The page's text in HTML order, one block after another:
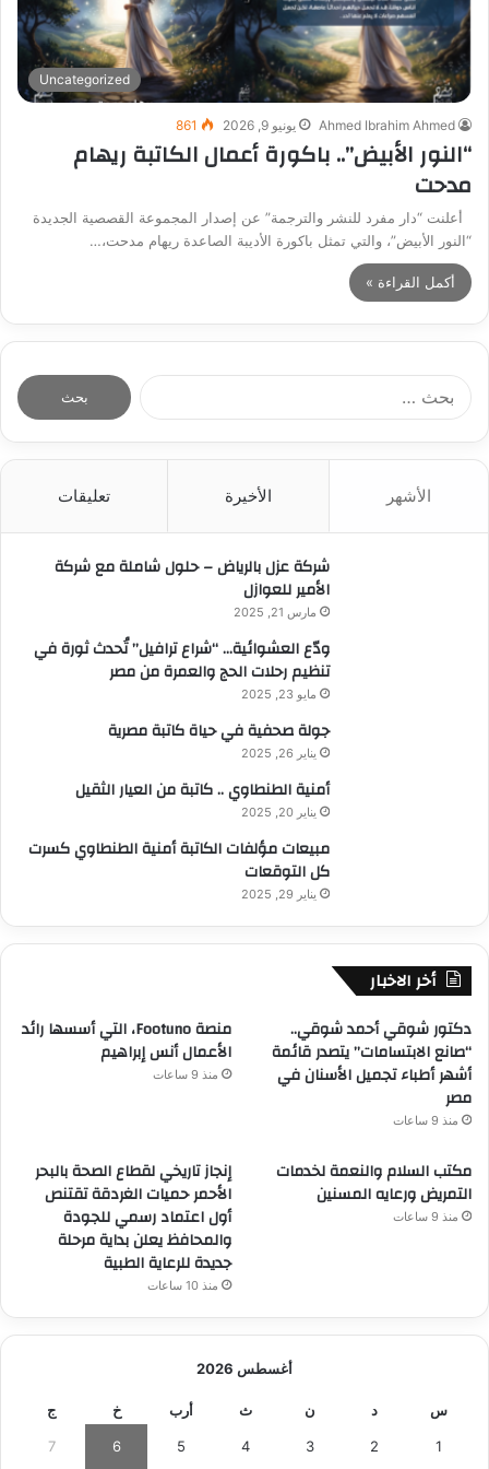
Uncategorized
Ahmed Ibrahim Ahmed يونيو 9, 2026 861
“النور الأبيض”.. باكورة أعمال الكاتبة ريهام
مدحت
أعلنت “دار مفرد للنشر والترجمة” عن إصدار المجموعة القصصية الجديدة
“النور الأبيض”، والتي تمثل باكورة الأديبة الصاعدة ريهام مدحت،…
أكمل القراءة »
ح
الأشهر الأخيرة تعليقات
شركة عزل بالرياض – حلول شاملة مع شركة
الأمير للعوازل
مارس 21, 2025
ودّع العشوائية… “شراع ترافيل” تُحدث ثورة في
تنظيم رحلات الحج والعمرة من مصر
مايو 23, 2025
جولة صحفية في حياة كاتبة مصرية
يناير 26, 2025
أمنية الطنطاوي .. كاتبة من العيار الثقيل
يناير 20, 2025
مبيعات مؤلفات الكاتبة أمنية الطنطاوي كسرت
كل التوقعات
يناير 29, 2025
أخر الاخبار
دكتور شوقي أحمد شوقي..
“صانع الابتسامات” يتصدر قائمة
أشهر أطباء تجميل الأسنان في
مصر
منذ 9 ساعات
منصة Footuno، التي أسسها رائد
الأعمال أنس إبراهيم
منذ 9 ساعات
مكتب السلام والنعمة لخدمات
التمريض ورعايه المسنين
منذ 9 ساعات
إنجاز تاريخي لقطاع الصحة بالبحر
الأحمر حميات الغردقة تقتنص
أول اعتماد رسمي للجودة
والمحافظ يعلن بداية مرحلة
جديدة للرعاية الطبية
منذ 10 ساعات
أغسطس 2026
س د ن ث أرب خ ج
1
2
3
4
5
6
7